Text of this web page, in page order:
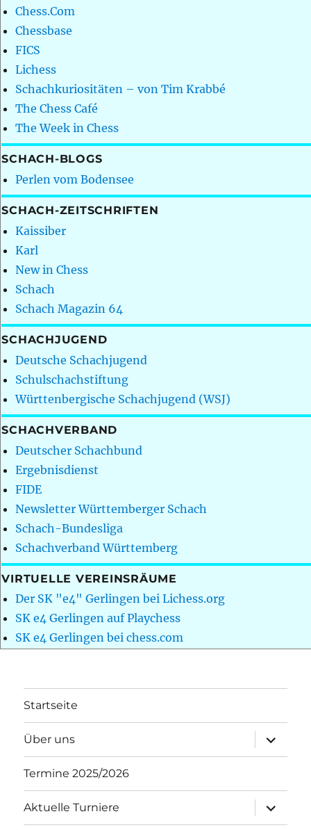
Chess.Com
Chessbase
FICS
Lichess
Schachkuriositäten – von Tim Krabbé
The Chess Café
The Week in Chess
SCHACH-BLOGS
Perlen vom Bodensee
SCHACH-ZEITSCHRIFTEN
Kaissiber
Karl
New in Chess
Schach
Schach Magazin 64
SCHACHJUGEND
Deutsche Schachjugend
Schulschachstiftung
Württenbergische Schachjugend (WSJ)
SCHACHVERBAND
Deutscher Schachbund
Ergebnisdienst
FIDE
Newsletter Württemberger Schach
Schach-Bundesliga
Schachverband Württemberg
VIRTUELLE VEREINSRÄUME
Der SK "e4" Gerlingen bei Lichess.org
SK e4 Gerlingen auf Playchess
SK e4 Gerlingen bei chess.com
Startseite
Über uns
öffnen
Termine 2025/2026
Aktuelle Turniere
öffnen